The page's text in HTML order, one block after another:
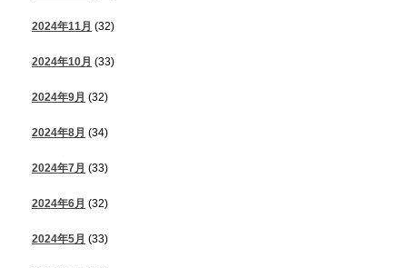
2024年11月 (32)
2024年10月 (33)
2024年9月 (32)
2024年8月 (34)
2024年7月 (33)
2024年6月 (32)
2024年5月 (33)